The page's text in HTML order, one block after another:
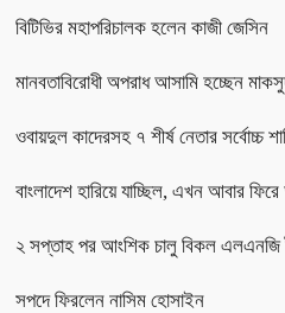
বিটিভির মহাপরিচালক হলেন কাজী জেসিন
মানবতাবিরোধী অপরাধ আসামি হচ্ছেন
ওবায়দুল কাদেরসহ ৭ শীর্ষ নেতার সর্বোচ্চ
বাংলাদেশ হারিয়ে যাচ্ছিল, এখন আবার
২ সপ্তাহ পর আংশিক চালু বিকল এলএনজি
সপদে ফিরলেন নাসিম হোসাইন